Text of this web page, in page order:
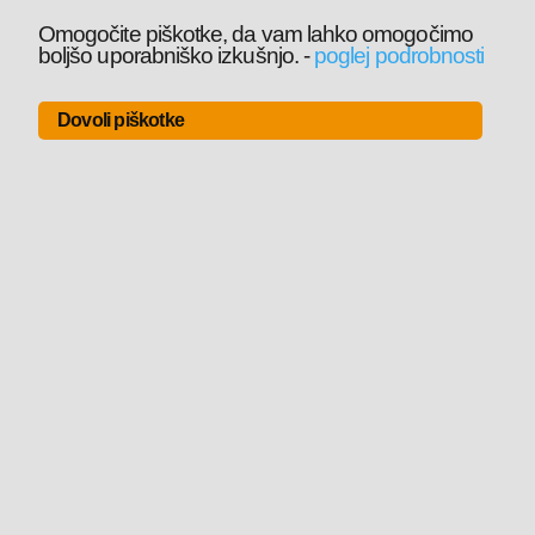
Omogočite piškotke, da vam lahko omogočimo
boljšo uporabniško izkušnjo.-poglej podrobnosti
Dovoli piškotke